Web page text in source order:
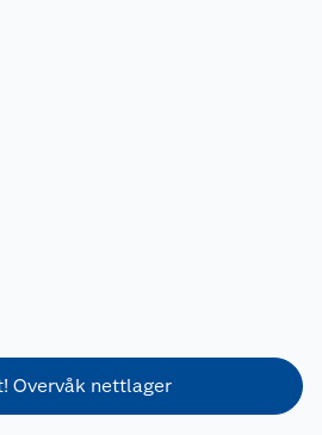
Overvåk nettlager